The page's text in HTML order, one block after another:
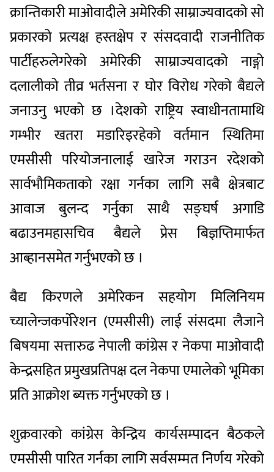
क्रान्तिकारीमाओवादीलेअमेरिकीसाम्राज्यवादकोसो
प्रकारको प्रत्यक्ष हस्तक्षेप र संसदवादी राजनीतिक
पार्टीहरुलेगरेको अमेरिकी साम्राज्यवादको नाङ्गो
दलालीको तीव्र भर्तसना र घोर विरोध गरेको बैद्यले
जनाउनु भएको छ ।देशको राष्ट्रिय स्वाधीनतामाथि
गम्भीर खतरा मडारिइरहेको वर्तमान स्थितिमा
एमसीसी परियोजनालाई खारेज गराउन रदेशको
सार्वभौमिकताको रक्षा गर्नका लागि सबै क्षेत्रबाट
आवाज बुलन्द गर्नुका साथै सङ्घर्ष अगाडि
बढाउनमहासचिव बैद्यले प्रेस
बिज्ञप्तिमार्फत
आब्हानसमेतगर्नुभएकोछ ।
बैद्य
किरणले अमेरिकन सहयोग
मिलिनियम
च्यालेन्जकर्पोरेशन (एमसीसी)लाई संसदमा लैजाने
बिषयमासत्तारुढनेपालीकांग्रेसरनेकपामाओवादी
केन्द्रसहितप्रमुखप्रतिपक्षदलनेकपाएमालेकोभूमिका
प्रतिआक्रोशब्यक्तगर्नुभएकोछ ।
शुक्रवारको कांग्रेस केन्द्रिय कार्यसम्पादन बैठकले
एमसीसीपारितगर्नकालागिसर्वसम्मतनिर्णयगरेको